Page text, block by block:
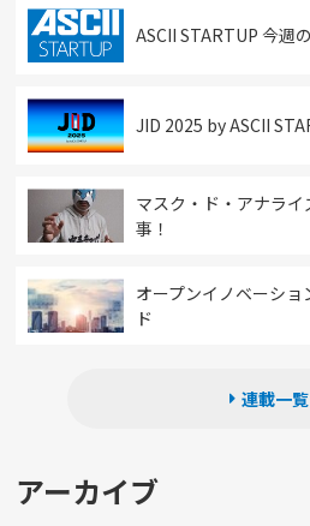
ASCII STARTUP 今週
JID 2025 by ASCII
マスク・ド・アナラ
事！
オープンイノベーシ
ド
連載一覧
アーカイブ